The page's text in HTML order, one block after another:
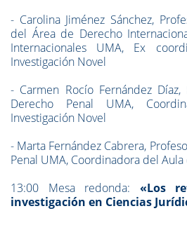
- Carolina Jiménez Sánchez,
del Área de Derecho
Internacionales UMA, Ex
Investigación Novel
- Carmen Rocío Fernández
Derecho Penal UMA,
Investigación Novel
- Marta Fernández Cabrera,
Penal UMA, Coordinadora del
13:00 Mesa redonda: «Los
investigación en Ciencias